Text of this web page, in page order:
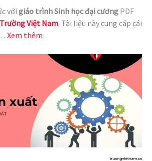
với giáo trình Sinh học đại cương PDF
Trường Việt Nam. Tài liệu này cung cấp cái
Xem thêm